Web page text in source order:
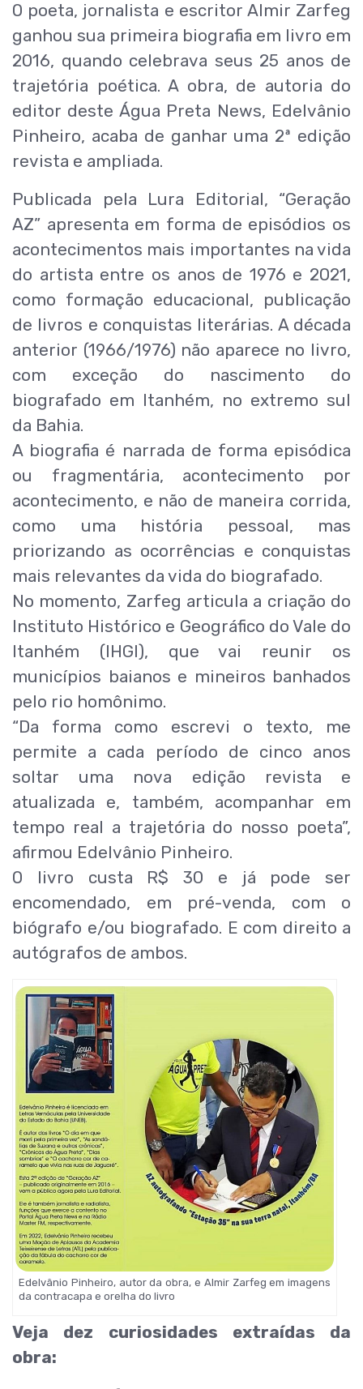
O poeta, jornalista e escritor Almir Zarfeg
ganhou sua primeira biografia em livro em
2016, quando celebrava seus 25 anos de
trajetória poética. A obra, de autoria do
editor deste Água Preta News, Edelvânio
Pinheiro, acaba de ganhar uma 2ª edição
revista e ampliada.
Publicada pela Lura Editorial, “Geração
AZ” apresenta em forma de episódios os
acontecimentos mais importantes na vida
do artista entre os anos de 1976 e 2021,
como formação educacional, publicação
de livros e conquistas literárias. A década
anterior (1966/1976) não aparece no livro,
com exceção do nascimento do
biografado em Itanhém, no extremo sul
da Bahia.
A biografia é narrada de forma episódica
ou fragmentária, acontecimento por
acontecimento, e não de maneira corrida,
como uma história pessoal, mas
priorizando as ocorrências e conquistas
mais relevantes da vida do biografado.
No momento, Zarfeg articula a criação do
Instituto Histórico e Geográfico do Vale do
Itanhém (IHGI), que vai reunir os
municípios baianos e mineiros banhados
pelo rio homônimo.
“Da forma como escrevi o texto, me
permite a cada período de cinco anos
soltar uma nova edição revista e
atualizada e, também, acompanhar em
tempo real a trajetória do nosso poeta”,
afirmou Edelvânio Pinheiro.
O livro custa R$ 30 e já pode ser
encomendado, em pré-venda, com o
biógrafo e/ou biografado. E com direito a
autógrafos de ambos.
Edelvânio Pinheiro, autor da obra, e Almir Zarfeg em imagens
da contracapa e orelha do livro
Veja dez curiosidades extraídas da
obra: